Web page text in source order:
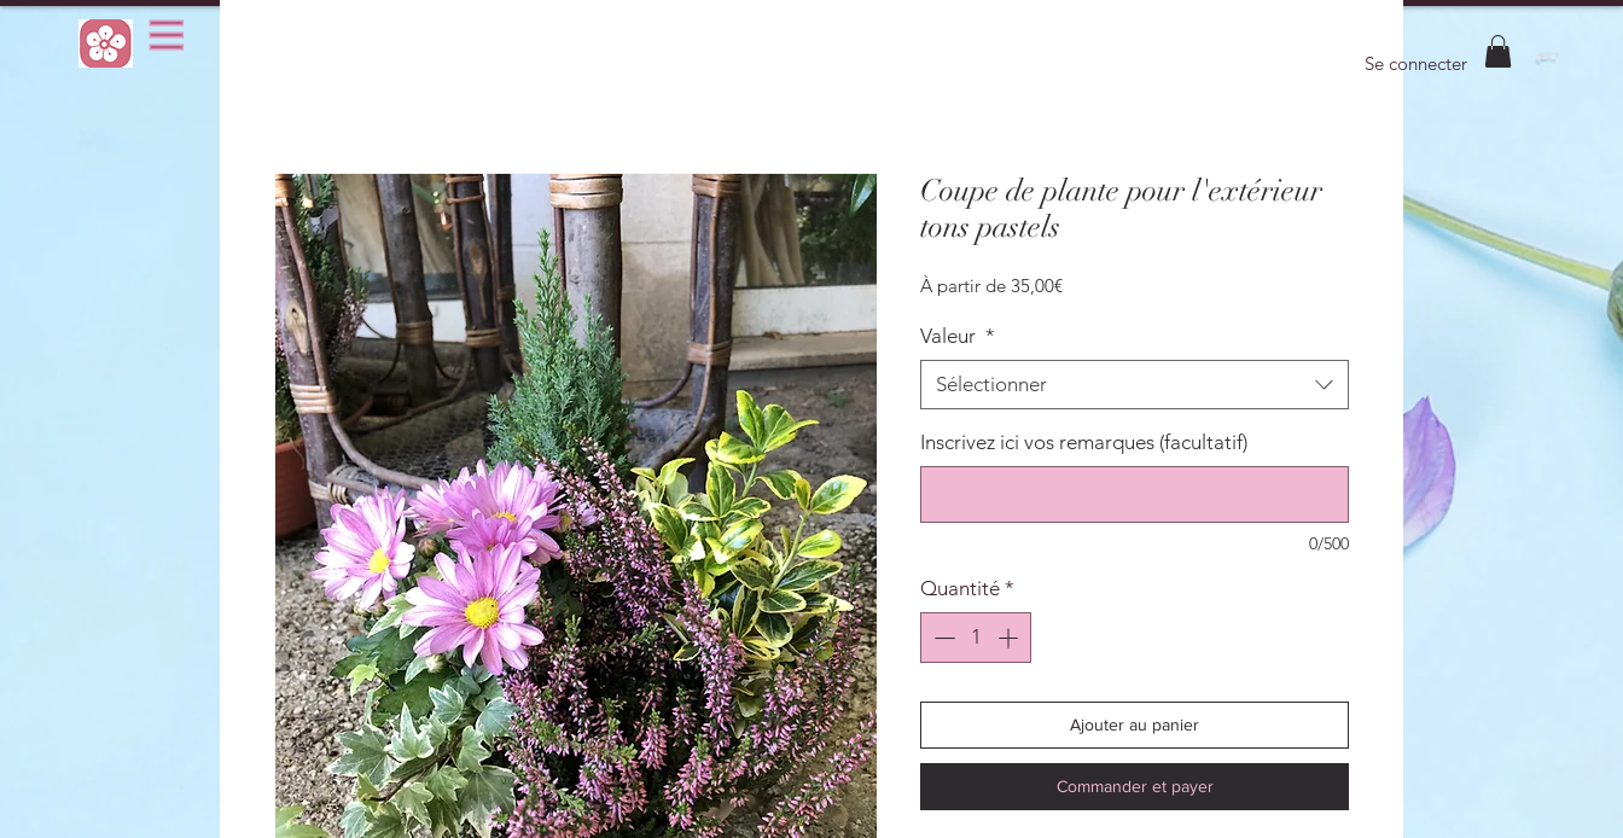
Se connecter
Coupe de plante pour l'extérieur
tons pastels
À partir de 35,00€Prix
Valeur *
Sélectionner
Inscrivez ici vos remarques (facultatif)
0/500
Quantité *
Ajouter au panier
Commander et payer